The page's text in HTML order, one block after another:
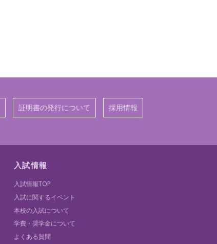
証明書の発行について 採用情報
入試情報
入試情報TOP
入試に関するイベント
本校の入試について
学費・奨学金について
よくある質問